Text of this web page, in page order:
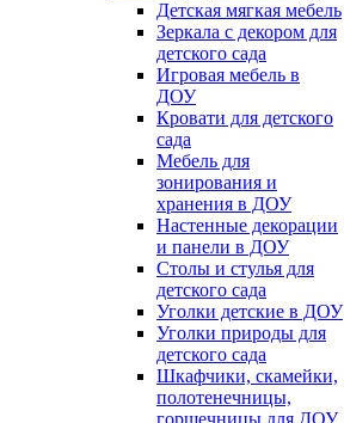
Детская мягкая мебель
Зеркала с декором для
детского сада
Игровая мебель в
ДОУ
Кровати для детского
сада
Мебель для
зонирования и
хранения в ДОУ
Настенные декорации
и панели в ДОУ
Столы и стулья для
детского сада
Уголки детские в ДОУ
Уголки природы для
детского сада
Шкафчики, скамейки,
полотенечницы,
горшечницы для ДОУ